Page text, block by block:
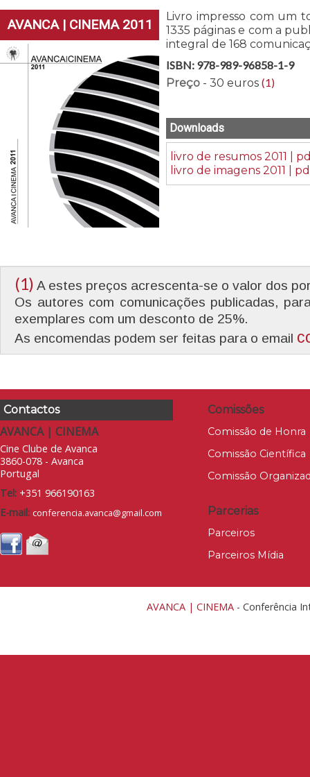
AVANCA | CINEMA 2011
Livro impresso com um
1335 páginas e com a
integral de 168
ISBN: 978-989-96858-1-9
Preço - 30 euros (1)
Downloads
livro de resumos 2011 |
livro de imagens 2011 |
(1) A estes preços acrescenta-se o valor dos
Os autores com comunicações publicadas,
exemplares com um desconto de 25%.
As encomendas podem ser feitas para o email
Contactos
AVANCA | CINEMA
Cine Clube de Avanca
3860-078 - Avanca
Portugal
Tel: +351 966190163
E-mail: conferencia.avanca@gmail.com
Comissões
Comissão de Honra
Comissão Científica
Comissão
Parcerias
Parceiros
Parceiros Mídia
AVANCA | CINEMA - Conferência